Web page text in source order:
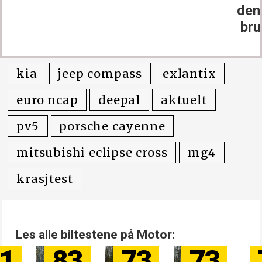
den er
brukt
kia jeep compass
exlantix
euro ncap
deepal
aktuelt
pv5
porsche cayenne
mitsubishi eclipse cross
mg4
krasjtest
Les alle biltestene på Motor: